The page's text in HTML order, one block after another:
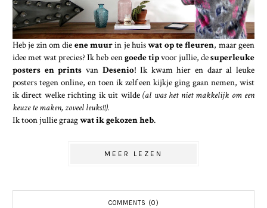
Heb je zin om die ene muurin je huiswat op te fleuren, maar geen
idee met wat precies? Ik heb eengoede tipvoor jullie, desuperleuke
posters en prints van Desenio! Ik kwam hier en daar al leuke
posters tegen online, en toen ik zelf een kijkje ging gaan nemen, wist
ik direct welke richting ik uit wilde(al was het niet makkelijk om een
keuze te maken, zoveel leuks!!).
Ik toon jullie graagwat ik gekozen heb.
MEER LEZEN
COMMENTS (0)